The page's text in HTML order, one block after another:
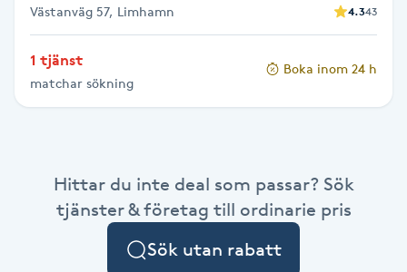
Gelenaglar
Gellack med förstärkning
Västanväg 57, Limhamn 4.343
1 tjänst
matchar sökning
Boka inom 24 h
Hittar du inte deal som passar? Sök
tjänster & företag till ordinarie pris
Sök utan rabatt